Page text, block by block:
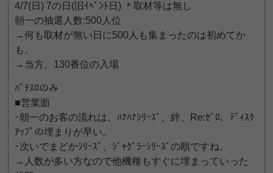
4/7(日) 7の日(旧ｲﾍﾞﾝﾄ日) ＊取材等は無し
朝一の抽選人数:500人位
→何も取材が無い日に500人も集まったのは初めてか
も。
→当方、130番位の入場
ﾊﾟﾁｽﾛのみ
■営業面
･朝一のお客の流れは、ﾊﾅﾊﾅｼﾘｰｽﾞ、絆、Re:ｾﾞﾛ、ﾃﾞｨｽｸ
ｱｯﾌﾟの埋まりが早い。
･次いでまどかｼﾘｰｽﾞ、ｼﾞｬｸﾞﾗｰｼﾘｰｽﾞの順ですね。
→人数が多い方なので他機種もすぐに埋まっていった